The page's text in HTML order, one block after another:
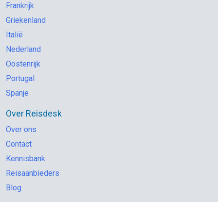
Frankrijk
Griekenland
Italië
Nederland
Oostenrijk
Portugal
Spanje
Over Reisdesk
Over ons
Contact
Kennisbank
Reisaanbieders
Blog